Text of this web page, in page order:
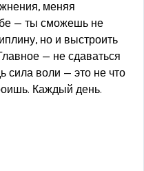
меняя
— ты сможешь не
но и выстроить
— не сдаваться
сила воли — это не что
Каждый день.